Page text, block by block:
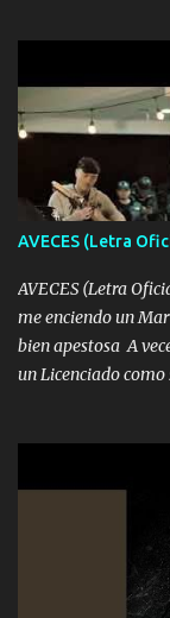
pero eso ya no va a
mirabas bonito si
duele no tenerte
cantamos y por ti
contigo fui muy
adoro
AVECES (Letra
AVECES (Letra
me enciendo un
bien apestosa A
un Licenciado como
corriente no
A veces me pongo
con la mirada
me fajó una Glock
traigo El chiste es